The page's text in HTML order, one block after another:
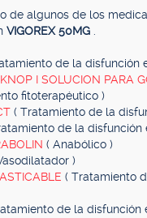
de algunos de los
VIGOREX 50MG
de la disfunción
I SOLUCION PARA
fitoterapéutico )
( Tratamiento de la
de la disfunción
( Anabólico )
)
( Tratamiento
de la disfunción